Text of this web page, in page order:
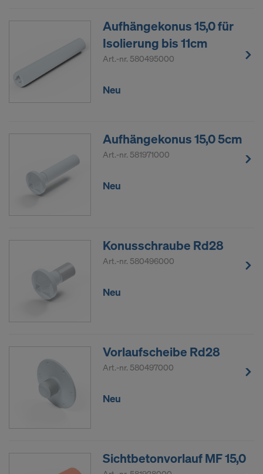
Aufhängekonus 15,0 für
Isolierung bis 11cm
Art.-nr. 580495000
Neu
Aufhängekonus 15,0 5cm
Art.-nr. 581971000
Neu
Konusschraube Rd28
Art.-nr. 580496000
Neu
Vorlaufscheibe Rd28
Art.-nr. 580497000
Neu
Sichtbetonvorlauf MF 15,0